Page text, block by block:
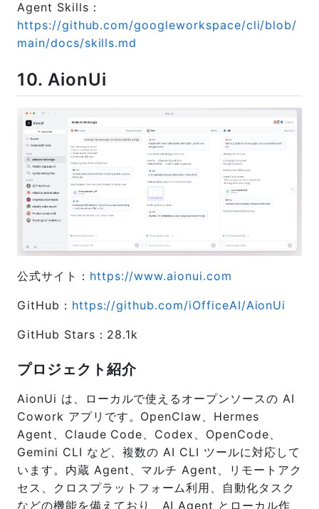
Agent Skills：
https://github.com/googleworkspace/cli/blob/
main/docs/skills.md
10. AionUi
公式サイト： https://www.aionui.com
GitHub： https://github.com/iOfficeAI/AionUi
GitHub Stars：28.1k
プロジェクト紹介
AionUi は、ローカルで使えるオープンソースの AI
Cowork アプリです。OpenClaw、Hermes
Agent、Claude Code、Codex、OpenCode、
Gemini CLI など、複数の AI CLI ツールに対応して
います。内蔵 Agent、マルチ Agent、リモートアク
セス、クロスプラットフォーム利用、自動化タスク
などの機能を備えており、AI Agent とローカル作